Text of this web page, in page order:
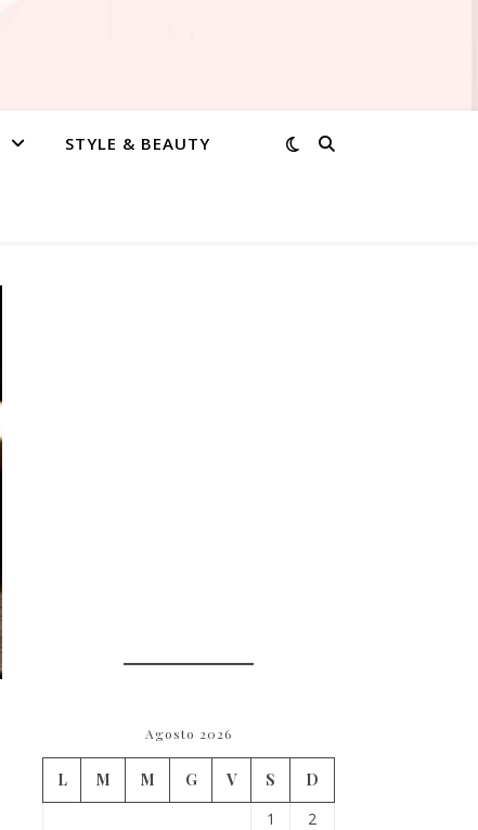
STYLE & BEAUTY
Agosto 2026
L M M G V S
D
1
2